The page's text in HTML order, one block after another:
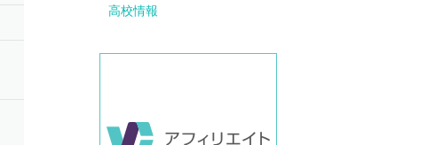
高校情報